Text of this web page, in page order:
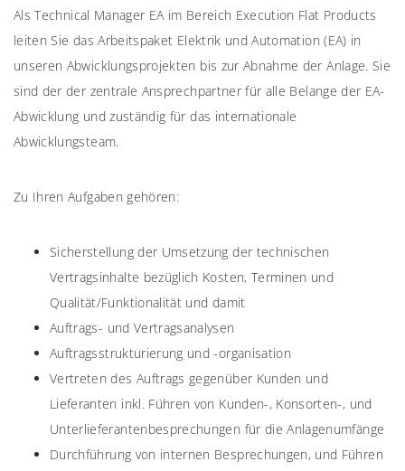
Als Technical Manager EA im Bereich Execution Flat Products
leiten Sie das Arbeitspaket Elektrik und Automation (EA) in
unseren Abwicklungsprojekten bis zur Abnahme der Anlage. Sie
sind der der zentrale Ansprechpartner für alle Belange der EA-
Abwicklung und zuständig für das internationale
Abwicklungsteam.
Zu Ihren Aufgaben gehören:
Sicherstellung der Umsetzung der technischen
Vertragsinhalte bezüglich Kosten, Terminen und
Qualität/Funktionalität und damit
Auftrags- und Vertragsanalysen
Auftragsstrukturierung und -organisation
Vertreten des Auftrags gegenüber Kunden und
Lieferanten inkl. Führen von Kunden-, Konsorten-, und
Unterlieferantenbesprechungen für die Anlagenumfänge
Durchführung von internen Besprechungen, und Führen